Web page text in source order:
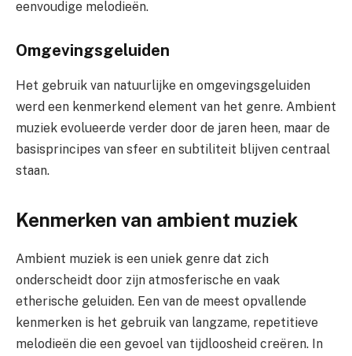
eenvoudige melodieën.
Omgevingsgeluiden
Het gebruik van natuurlijke en omgevingsgeluiden
werd een kenmerkend element van het genre. Ambient
muziek evolueerde verder door de jaren heen, maar de
basisprincipes van sfeer en subtiliteit blijven centraal
staan.
Kenmerken van ambient muziek
Ambient muziek is een uniek genre dat zich
onderscheidt door zijn atmosferische en vaak
etherische geluiden. Een van de meest opvallende
kenmerken is het gebruik van langzame, repetitieve
melodieën die een gevoel van tijdloosheid creëren. In